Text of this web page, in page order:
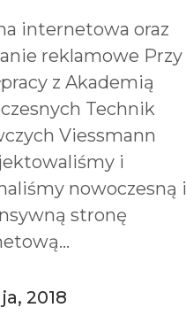
internetowa oraz
reklamowe Przy
z Akademią
Technik
Viessmann
i
nowoczesną i
stronę
2018